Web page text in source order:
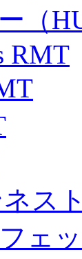
（
RMT
ス
ェ